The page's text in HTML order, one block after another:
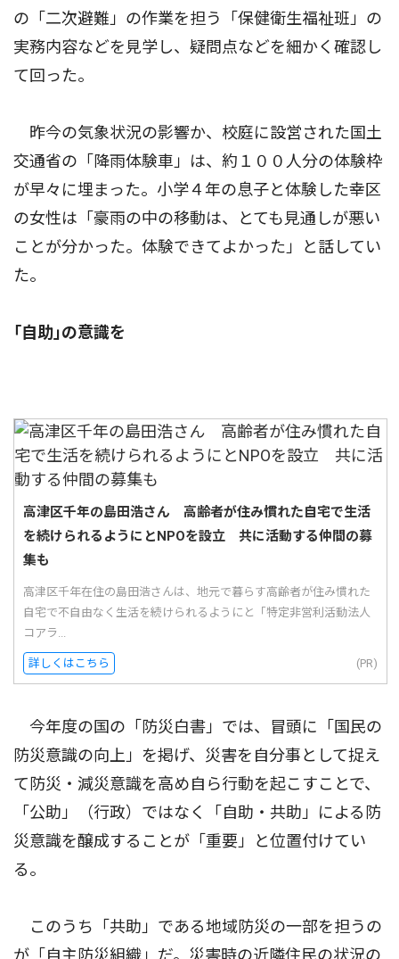
の「二次避難」の作業を担う「保健衛生福祉班」の
実務内容などを見学し、疑問点などを細かく確認し
て回った。
昨今の気象状況の影響か、校庭に設営された国土
交通省の「降雨体験車」は、約１００人分の体験枠
が早々に埋まった。小学４年の息子と体験した幸区
の女性は「豪雨の中の移動は、とても見通しが悪い
ことが分かった。体験できてよかった」と話してい
た。
｢自助｣の意識を
高津区千年の島田浩さん 高齢者が住み慣れた自宅で生活
を続けられるようにとNPOを設立 共に活動する仲間の募
集も
高津区千年在住の島田浩さんは、地元で暮らす高齢者が住み慣れた
自宅で不自由なく生活を続けられるようにと「特定非営利活動法人
コアラ...
詳しくはこちら (PR)
今年度の国の「防災白書」では、冒頭に「国民の
防災意識の向上」を掲げ、災害を自分事として捉え
て防災・減災意識を高め自ら行動を起こすことで、
「公助」（行政）ではなく「自助・共助」による防
災意識を醸成することが「重要」と位置付けてい
る。
このうち「共助」である地域防災の一部を担うの